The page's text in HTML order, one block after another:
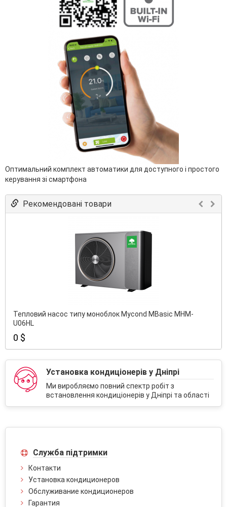
Оптимальний комплект автоматики для доступного і простого
керування зі смартфона
Рекомендовані товари
Тепловий насос типу моноблок Mycond MBasic MHM-
U06HL
0 $
Установка кондиціонерів у Дніпрі
Ми виробляємо повний спектр робіт з
встановлення кондиціонерів у Дніпрі та області
Служба підтримки
Контакти
Установка кондиционеров
Обслуживание кондиционеров
Гарантия